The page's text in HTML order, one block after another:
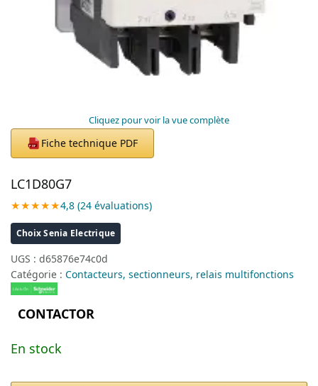
Cliquez pour voir la vue complète
PDF Fiche technique PDF
LC1D80G7
★★★★★4,8 (24 évaluations)
Choix Senia Electrique
UGS : d65876e74c0d
Catégorie : Contacteurs, sectionneurs, relais multifonctions
CONTACTOR
En stock